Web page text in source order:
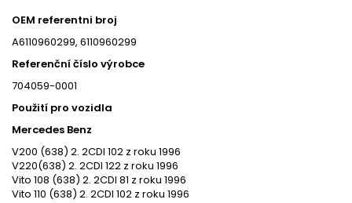
OEM referentni broj
A6110960299, 6110960299
Referenční číslo výrobce
704059-0001
Použití pro vozidla
Mercedes Benz
V200 (638) 2. 2CDI 102 z roku 1996
V220(638) 2. 2CDI 122 z roku 1996
Vito 108 (638) 2. 2CDI 81 z roku 1996
Vito 110 (638) 2. 2CDI 102 z roku 1996